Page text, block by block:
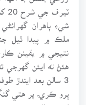
شيءِ ٻاهران
ملڪ ۾ پيدا ٿيل
نتيجي ۾ يقينن
هئڻ ته ايئن
3 سالن بعد ايندڙ
ڀرو ڪري، پر هتي
ايندڙ سال جي